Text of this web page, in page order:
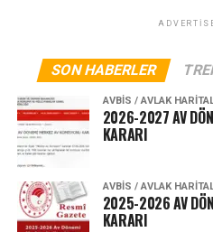
SON HABERLER
AVBIS / AVLAK
2026-2027 AV
KARARI
AVBIS / AVLAK
2025-2026 AV
KARARI